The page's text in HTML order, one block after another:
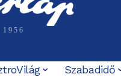
Szabadidő